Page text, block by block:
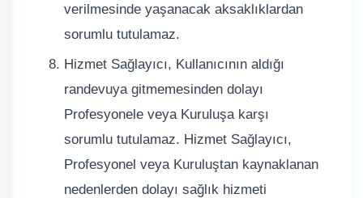
verilmesinde yaşanacak aksaklıklardan
sorumlu tutulamaz.
Hizmet Sağlayıcı, Kullanıcının aldığı
randevuya gitmemesinden dolayı
Profesyonele veya Kuruluşa karşı
sorumlu tutulamaz. Hizmet Sağlayıcı,
Profesyonel veya Kuruluştan kaynaklanan
nedenlerden dolayı sağlık hizmeti